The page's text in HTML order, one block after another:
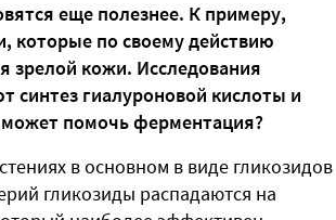
еще полезнее. К примеру,
которые по своему действию
зрелой кожи. Исследования
синтез гиалуроновой кислоты и
может помочь ферментация?
в основном в виде гликозидов
гликозиды распадаются на